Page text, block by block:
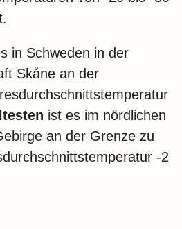
in Schweden in der
Skåne an der
ist es im nördlichen
an der Grenze zu
-2